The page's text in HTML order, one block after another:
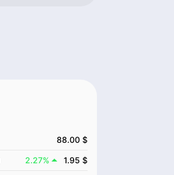
88.00 $
2.27% 1.95 $